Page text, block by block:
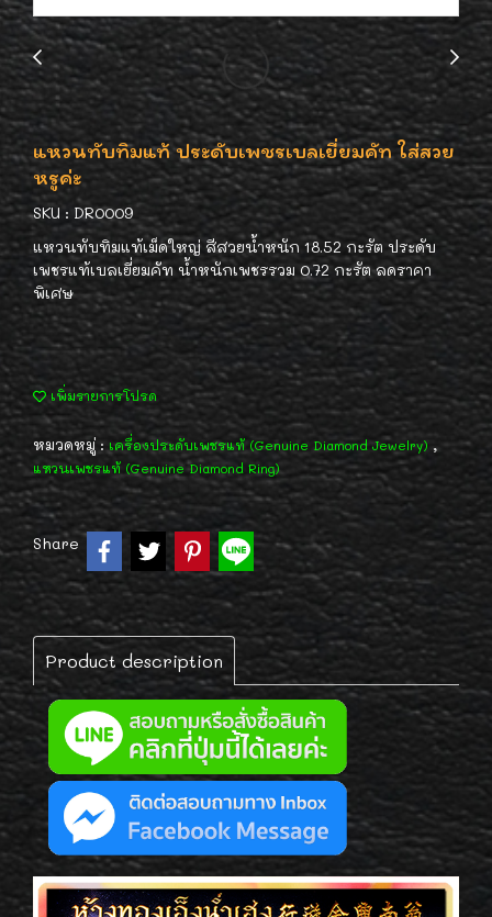
แหวนทับทิมแท้ ประดับเพชรเบลเยี่ยมคัท ใส่สวย
หรูค่ะ
SKU : DR0009
แหวนทับทิมแท้เม็ดใหญ่ สีสวยน้ำหนัก 18.52 กะรัต ประดับ
เพชรแท้เบลเยี่ยมคัท น้ำหนักเพชรรวม 0.72 กะรัต ลดราคา
พิเศษ
เพิ่มรายการโปรด
หมวดหมู่ : เครื่องประดับเพชรแท้ (Genuine Diamond Jewelry) ,
แหวนเพชรแท้ (Genuine Diamond Ring)
Share
Product description